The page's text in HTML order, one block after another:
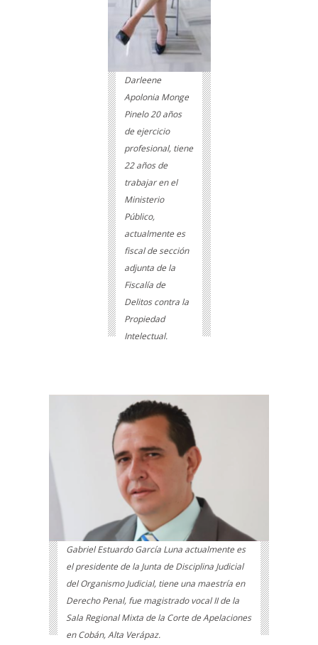
Darleene
Apolonia Monge
Pinelo 20 años
de ejercicio
profesional, tiene
22 años de
trabajar en el
Ministerio
Público,
actualmente es
fiscal de sección
adjunta de la
Fiscalía de
Delitos contra la
Propiedad
Intelectual.
Gabriel Estuardo García Luna actualmente es
el presidente de la Junta de Disciplina Judicial
del Organismo Judicial, tiene una maestría en
Derecho Penal, fue magistrado vocal II de la
Sala Regional Mixta de la Corte de Apelaciones
en Cobán, Alta Verápaz.